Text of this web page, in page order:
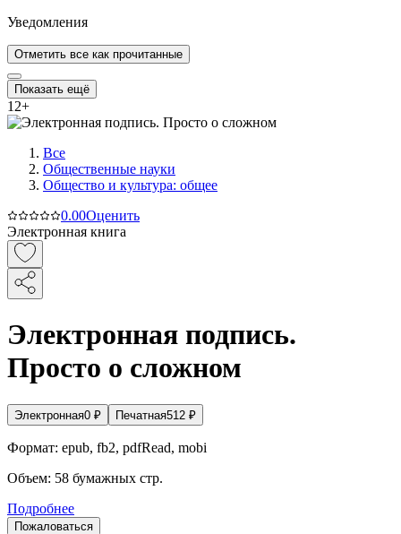
Уведомления
Отметить все как прочитанные
Показать ещё
12+
Все
Общественные науки
Общество и культура: общее
0.00Оценить
Электронная книга
Электронная подпись.
Просто о сложном
Электронная0 ₽ Печатная512 ₽
Формат: epub, fb2, pdfRead, mobi
Объем: 58 бумажных стр.
Подробнее
Пожаловаться